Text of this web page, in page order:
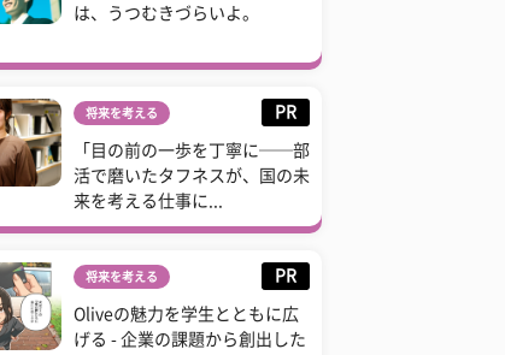
は、うつむきづらいよ。
将来を考える PR
「目の前の一歩を丁寧に──部
活で磨いたタフネスが、国の未
来を考える仕事に...
将来を考える PR
Oliveの魅力を学生とともに広
げる - 企業の課題から創出した